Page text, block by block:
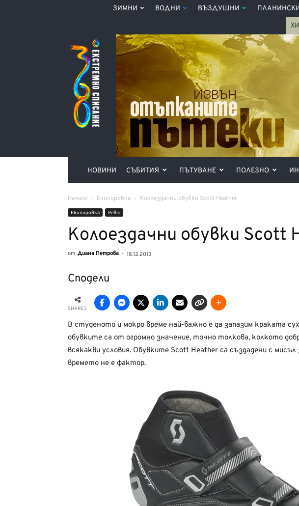
ЗИМНИ ВОДНИ ВЪЗДУШНИ
Списание
360°
НОВИНИ СЪБИТИЯ ПЪТУВАНЕ ПОЛЕЗНО
Начало Екипировка Колоездачни обувки Scott Heather
Екипировка Ревю
Колоездачни обувки Scott
от Диана Петрова - 18.12.2013
Сподели
SHARES
В студеното и мокро време най-важно е да запазим краката
обувките са от огромно значение, точно толкова, колкото
всякакви условия. Обувките Scott Heather са създадени с
времето не е фактор.